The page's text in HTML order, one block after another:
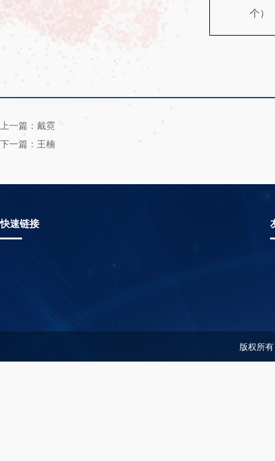
个）
上一篇：戴霓
下一篇：王楠
快速链接
版权所